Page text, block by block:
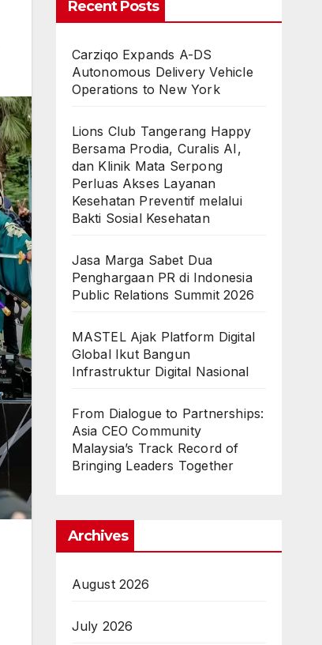
Recent Posts
Carziqo Expands A-DS
Autonomous Delivery Vehicle
Operations to New York
Lions Club Tangerang Happy
Bersama Prodia, Curalis AI,
dan Klinik Mata Serpong
Perluas Akses Layanan
Kesehatan Preventif melalui
Bakti Sosial Kesehatan
Jasa Marga Sabet Dua
Penghargaan PR di Indonesia
Public Relations Summit 2026
MASTEL Ajak Platform Digital
Global Ikut Bangun
Infrastruktur Digital Nasional
From Dialogue to Partnerships:
Asia CEO Community
Malaysia’s Track Record of
Bringing Leaders Together
Archives
August 2026
July 2026